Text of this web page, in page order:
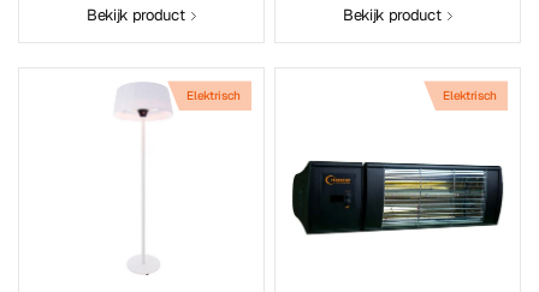
Bekijk product Bekijk product
Elektrisch Elektrisch